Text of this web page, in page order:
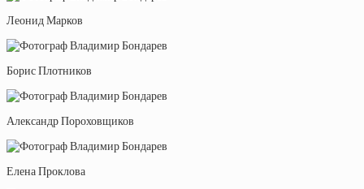
Леонид Марков
Борис Плотников
Александр Пороховщиков
Елена Проклова